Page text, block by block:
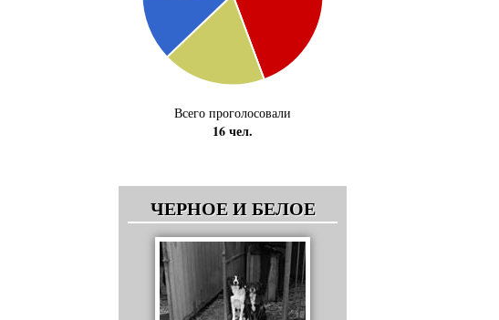
Всего проголосовали
16 чел.
ЧЕРНОЕ И БЕЛОЕ